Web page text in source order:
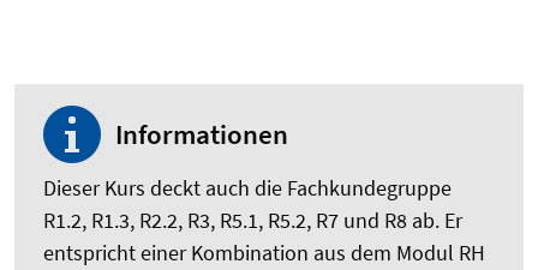
Informationen
Dieser Kurs deckt auch die Fachkundegruppe
R1.2, R1.3, R2.2, R3, R5.1, R5.2, R7 und R8 ab. Er
entspricht einer Kombination aus dem Modul RH